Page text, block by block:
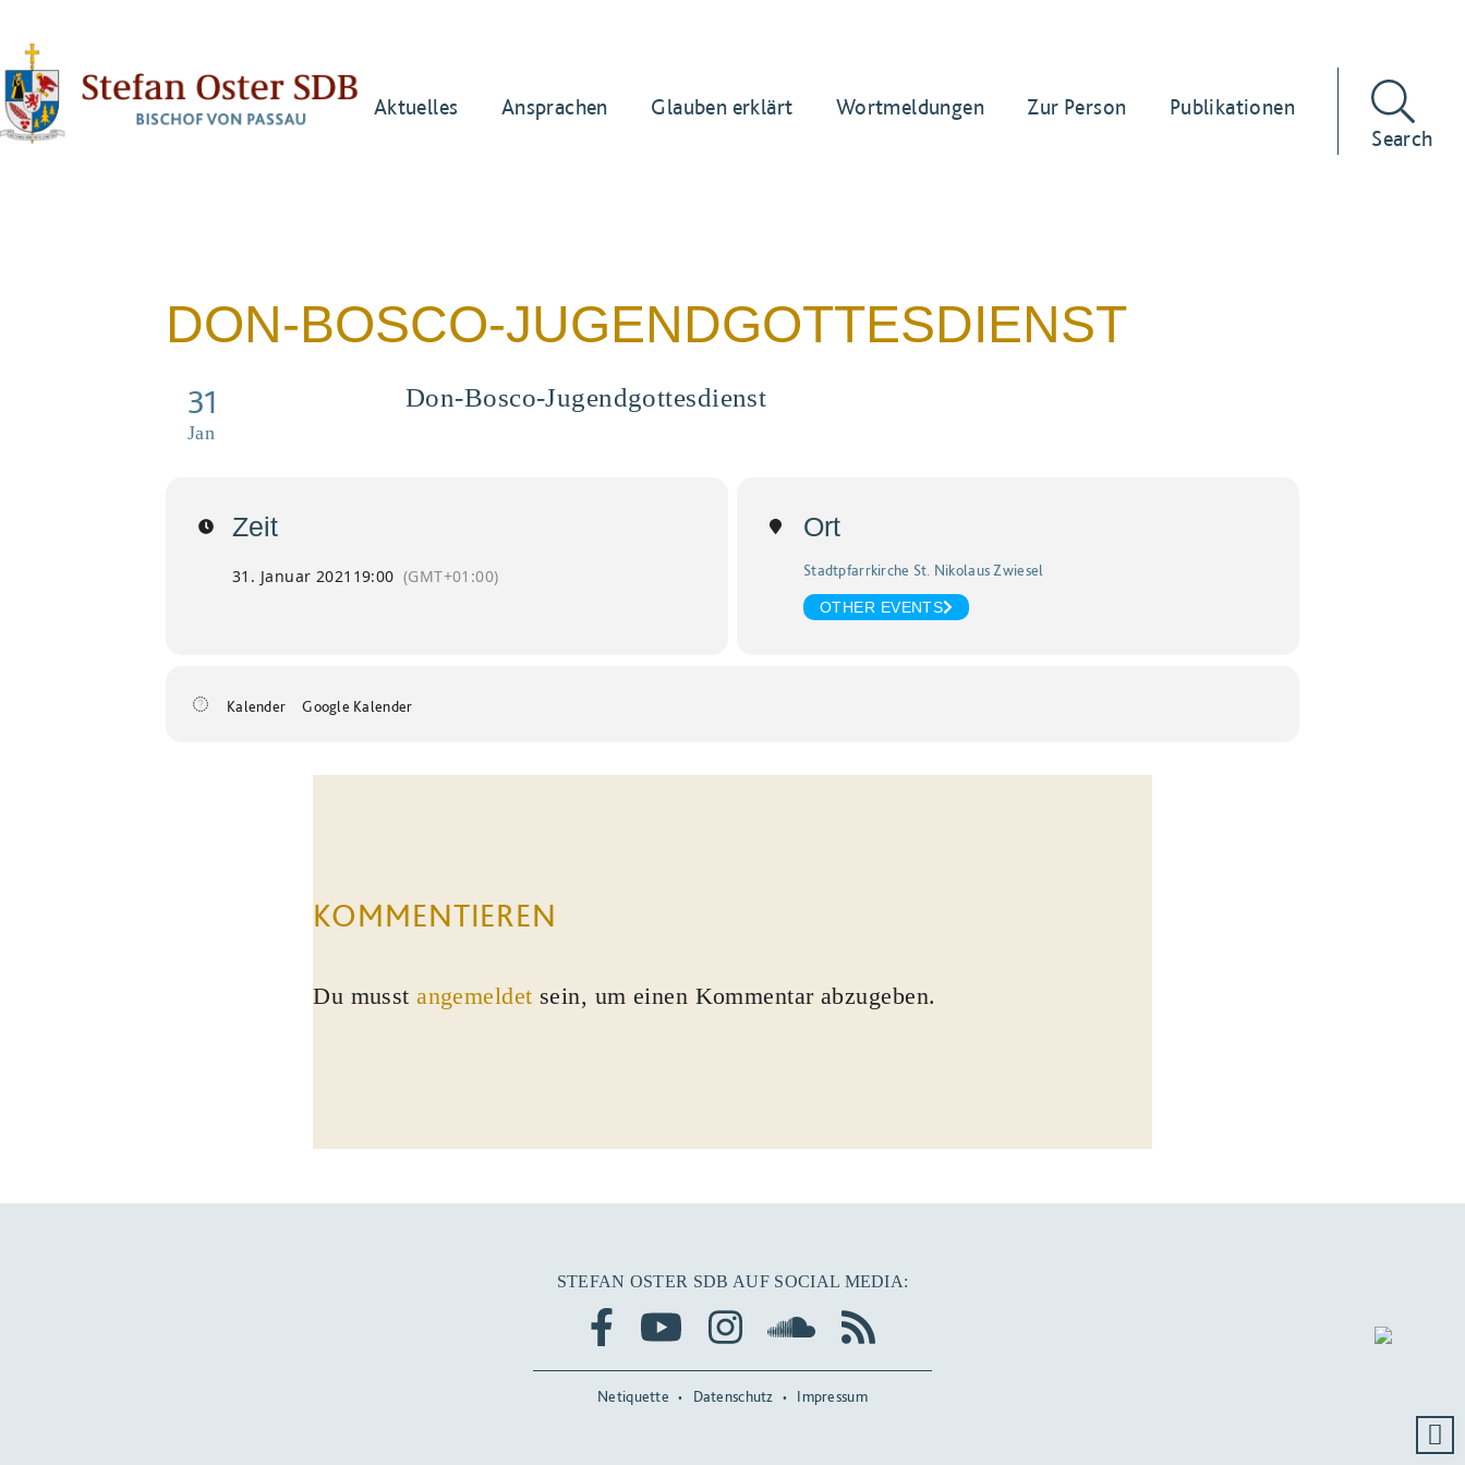
Aktuelles Ansprachen Glauben erklärt Wortmeldungen Zur Person
Publikationen
Search
DON-BOSCO-JUGENDGOTTESDIENST
31
Jan
Don-Bosco-Jugendgottesdienst
Zeit
31. Januar 2021 19:00 (GMT+01:00)
Ort
Stadtpfarrkirche St. Nikolaus Zwiesel
OTHER EVENTS
Kalender Google Kalender
KOMMENTIEREN
Du musstangemeldet sein, um einen Kommentar abzugeben.
STEFAN OSTER SDB AUF SOCIAL MEDIA:
Netiquette Datenschutz Impressum